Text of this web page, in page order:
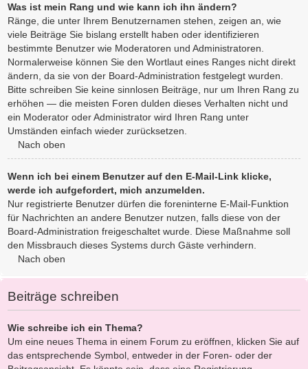
Was ist mein Rang und wie kann ich ihn ändern?
Ränge, die unter Ihrem Benutzernamen stehen, zeigen an, wie
viele Beiträge Sie bislang erstellt haben oder identifizieren
bestimmte Benutzer wie Moderatoren und Administratoren.
Normalerweise können Sie den Wortlaut eines Ranges nicht direkt
ändern, da sie von der Board-Administration festgelegt wurden.
Bitte schreiben Sie keine sinnlosen Beiträge, nur um Ihren Rang zu
erhöhen — die meisten Foren dulden dieses Verhalten nicht und
ein Moderator oder Administrator wird Ihren Rang unter
Umständen einfach wieder zurücksetzen.
Nach oben
Wenn ich bei einem Benutzer auf den E-Mail-Link klicke,
werde ich aufgefordert, mich anzumelden.
Nur registrierte Benutzer dürfen die foreninterne E-Mail-Funktion
für Nachrichten an andere Benutzer nutzen, falls diese von der
Board-Administration freigeschaltet wurde. Diese Maßnahme soll
den Missbrauch dieses Systems durch Gäste verhindern.
Nach oben
Beiträge schreiben
Wie schreibe ich ein Thema?
Um eine neues Thema in einem Forum zu eröffnen, klicken Sie auf
das entsprechende Symbol, entweder in der Foren- oder der